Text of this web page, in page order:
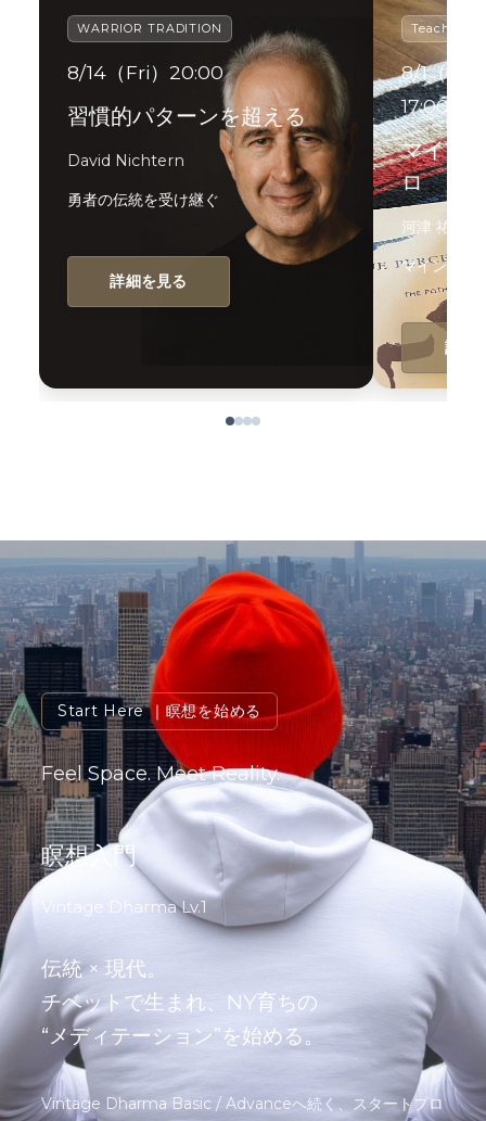
WARRIOR TRADITION
8/14（Fri）20:00
習慣的パターンを超える
David Nichtern
勇者の伝統を受け継ぐ
詳細を見る
Teacher
8/1（Sat
17:00
マイン
ロ
河津 祐貴
マインドフ
詳細
Start Here ｜瞑想を始める
Feel Space. Meet Reality.
瞑想入門
Vintage Dharma Lv.1
伝統 × 現代。
チベットで生まれ、NY育ちの
“メディテーション”を始める。
Vintage Dharma Basic / Advanceへ続く、スタートプロ